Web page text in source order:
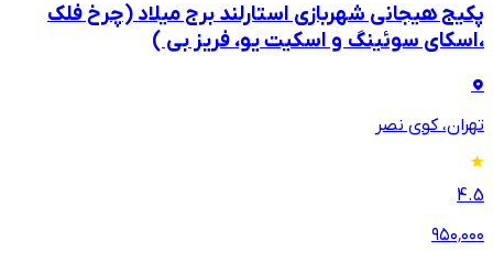
پکیج هیجانی شهربازی استارلند برج میلاد (چرخ فلک
،اسکای سوئینگ و اسکیت یو، فریز بی )
تهران، کوی نصر
4.5
۹۵۰٬۰۰۰